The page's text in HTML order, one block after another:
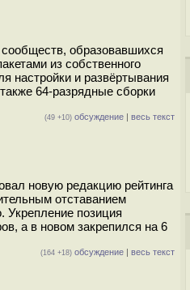
сообществ, образовавшихся
из собственного
настройки и развёртывания
64-разрядные сборки
(49 +10) обсуждение | весь текст
новую редакцию рейтинга
отставанием
позиция
а в новом закрепился на 6
(164 +18) обсуждение | весь текст